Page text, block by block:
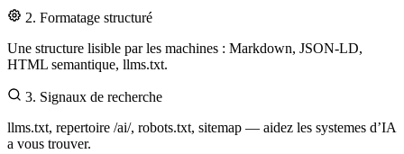
2. Formatage structuré
Une structure lisible par les machines : Markdown, JSON-LD,
HTML semantique, llms.txt.
3. Signaux de recherche
llms.txt, repertoire /ai/, robots.txt, sitemap — aidez les systemes d’IA
a vous trouver.